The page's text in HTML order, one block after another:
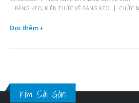
BĂNG KEO, KIẾN THỨC VỀ BĂNG KEO CHỨC
Đọc thêm +
Kim Sài Gòn